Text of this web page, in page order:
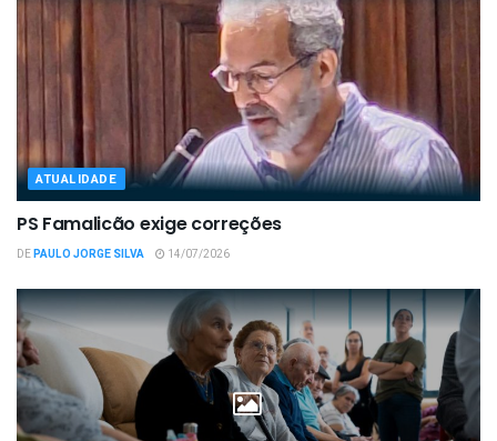
ATUALIDADE
PS Famalicão exige correções
DEPAULO JORGE SILVA 14/07/2026